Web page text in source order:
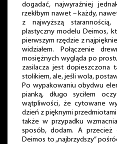
dogadać, najwyraźniej
rzekłbym nawet – każdy,
z najwyższą starannością,
plastyczny modelu Deimos,
pierwszym rzędzie z
widziałem. Połączenie
mosiężnych wygląda po
zasilacza jest
stolikiem, ale, jeśli wola,
Po wypakowaniu obydwu
pianką, długo syciłem
wątpliwości, że cytowane
dzień z pięknymi
także w przypadku
sposób, dodam. A przecież
Deimos to „najbrzydszy”